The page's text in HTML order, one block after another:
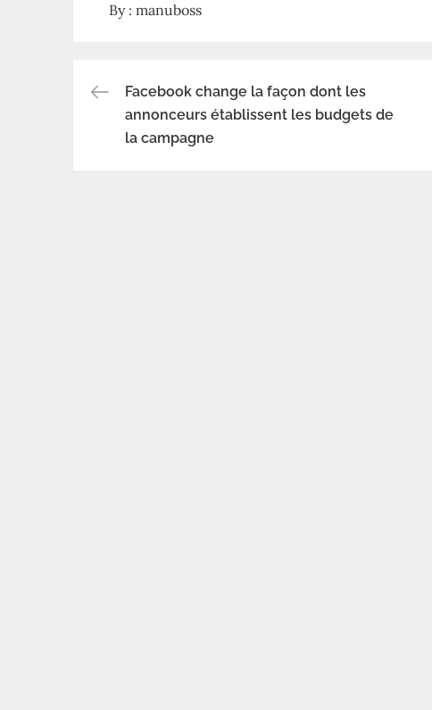
By : manuboss
Navigation
Facebook change la façon dont les
annonceurs établissent les budgets de
la campagne